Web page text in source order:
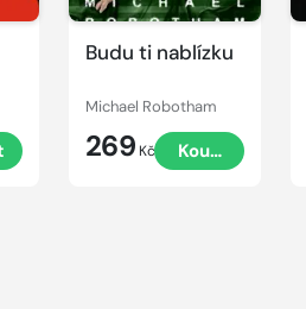
Budu ti nablízku
Michael Robotham
269 Kč Koupit